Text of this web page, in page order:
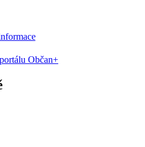
Občan+